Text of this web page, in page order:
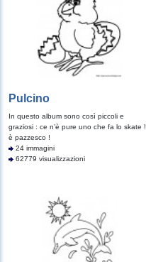
Pulcino
In questo album sono così piccoli e
graziosi : ce n’è pure uno che fa lo skate !
è pazzesco !
24 immagini
62779 visualizzazioni